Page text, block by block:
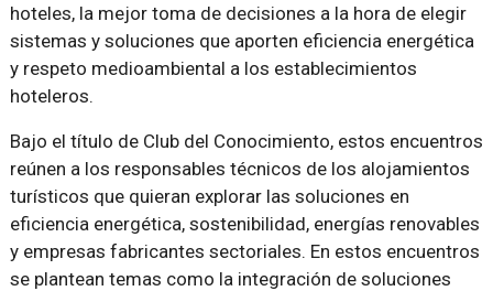
hoteles, la mejor toma de decisiones a la hora de elegir
sistemas y soluciones que aporten eficiencia energética
y respeto medioambiental a los establecimientos
hoteleros.
Bajo el título de Club del Conocimiento, estos encuentros
reúnen a los responsables técnicos de los alojamientos
turísticos que quieran explorar las soluciones en
eficiencia energética, sostenibilidad, energías renovables
y empresas fabricantes sectoriales. En estos encuentros
se plantean temas como la integración de soluciones